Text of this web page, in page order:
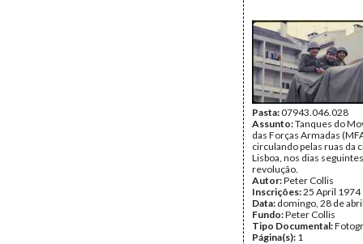
Pasta:07943.046.028
Assunto:Tanques do
das Forças Armadas
circulando pelas ruas da
Lisboa, nos dias
revolução.
Autor:Peter Collis
Inscrições:25 April 1974
Data: domingo, 28 de
Fundo:Peter Collis
Tipo Documental:
Página(s): 1